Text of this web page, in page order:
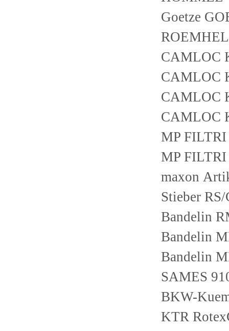
Goetze
CAMLOC
CAMLOC
CAMLOC
CAMLOC
MP
MP
maxon
Stieber
Bandelin
Bandelin
Bandelin
SAMES
BKW-
KTR